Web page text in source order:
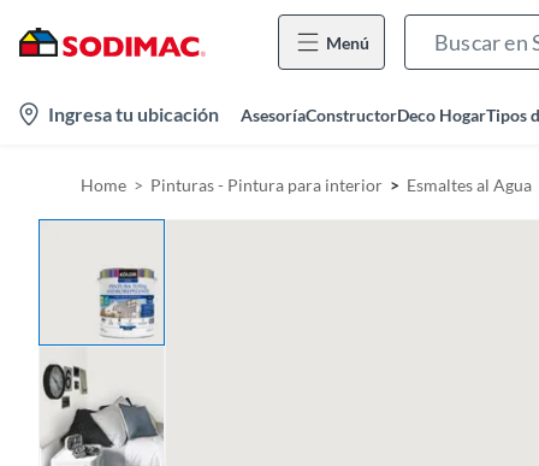
Menú
Ingresa tu ubicación AsesoríaConstructorDeco HogarTipos
Home Pinturas - Pintura para interior Esmaltes al Agua